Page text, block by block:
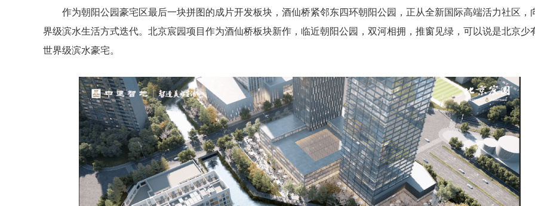
作为朝阳公园豪宅区最后一块拼图的成片开发板块，酒仙桥紧邻东四环朝阳公园，正从全新国际高端活力社区，
界级滨水生活方式迭代。北京宸园项目作为酒仙桥板块新作，临近朝阳公园，双河相拥，推窗见绿，可以说是北京少
世界级滨水豪宅。